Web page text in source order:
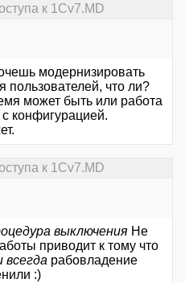
к 1Cv7.MD
модернизировать
пользователей, что ли?
может быть или работа
конфигурацией.
к 1Cv7.MD
выключения Не
приводит к тому что
всегда рабовладение
:)